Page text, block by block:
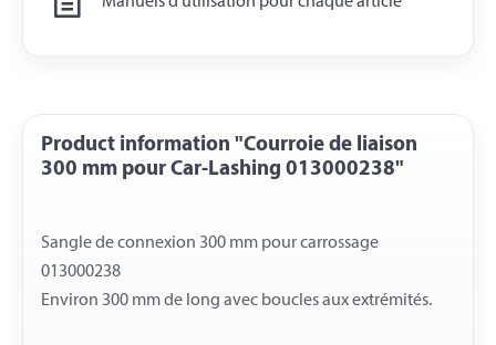
Product information "Courroie de liaison
300 mm pour Car-Lashing 013000238"
Sangle de connexion 300 mm pour carrossage
013000238